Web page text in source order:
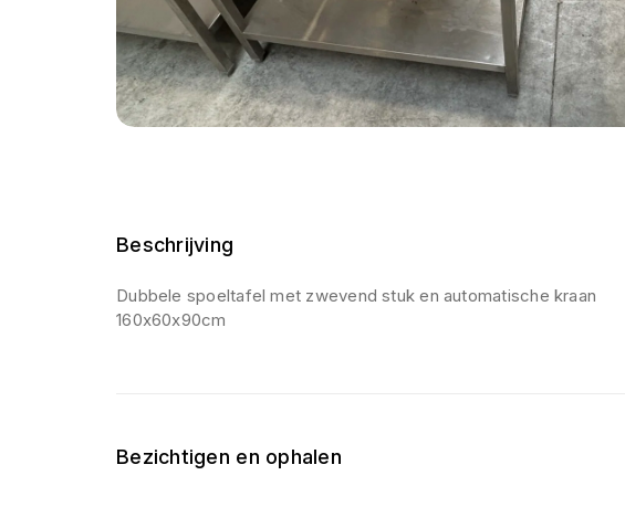
Beschrijving
Dubbele spoeltafel met zwevend stuk en automatische kraan
160x60x90cm
Bezichtigen en ophalen